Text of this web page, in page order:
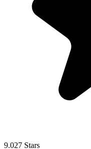
9.027 Stars